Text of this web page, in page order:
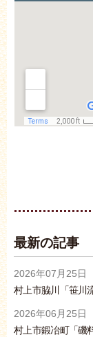
最新の記事
2026年07月25日
村上市脇川「笹川
2026年06月25日
村上市鍛冶町「磯